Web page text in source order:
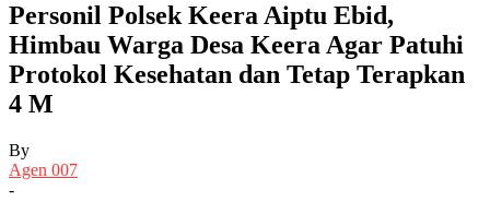
Personil Polsek Keera Aiptu Ebid,
Himbau Warga Desa Keera Agar Patuhi
Protokol Kesehatan dan Tetap Terapkan
4 M
By
Agen 007
-